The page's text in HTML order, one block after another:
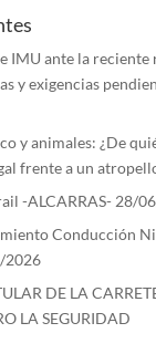
IMU ante la reciente
y exigencias
y animales: ¿De
frente a un
-ALCARRAS- 28/
Conducción
2026
DE LA
LA SEGURIDAD